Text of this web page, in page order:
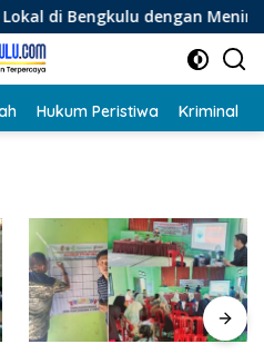
dengan Meningkatkan
Hukum Peristiwa Kriminal